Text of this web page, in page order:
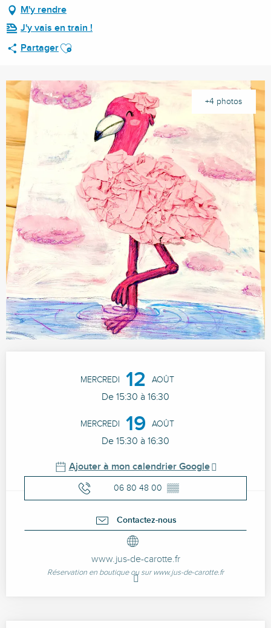
M'y rendre
J'y vais en train !
PartagerAjouter aux favoris
+4 photos
MERCREDI 12 AOÛT
De 15:30 à 16:30
MERCREDI 19 AOÛT
De 15:30 à 16:30
Ajouter à mon calendrier Google
06 80 48 00 ▒▒
Contactez-nous
www.jus-de-carotte.fr
Réservation en boutique ou sur www.jus-de-carotte.fr